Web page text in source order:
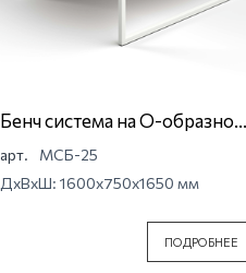
Бенч система на О-образной
опоре Магна МСБ-25
арт.
МСБ-25
ДхВхШ: 1600x750x1650 мм
ПОДРОБНЕЕ